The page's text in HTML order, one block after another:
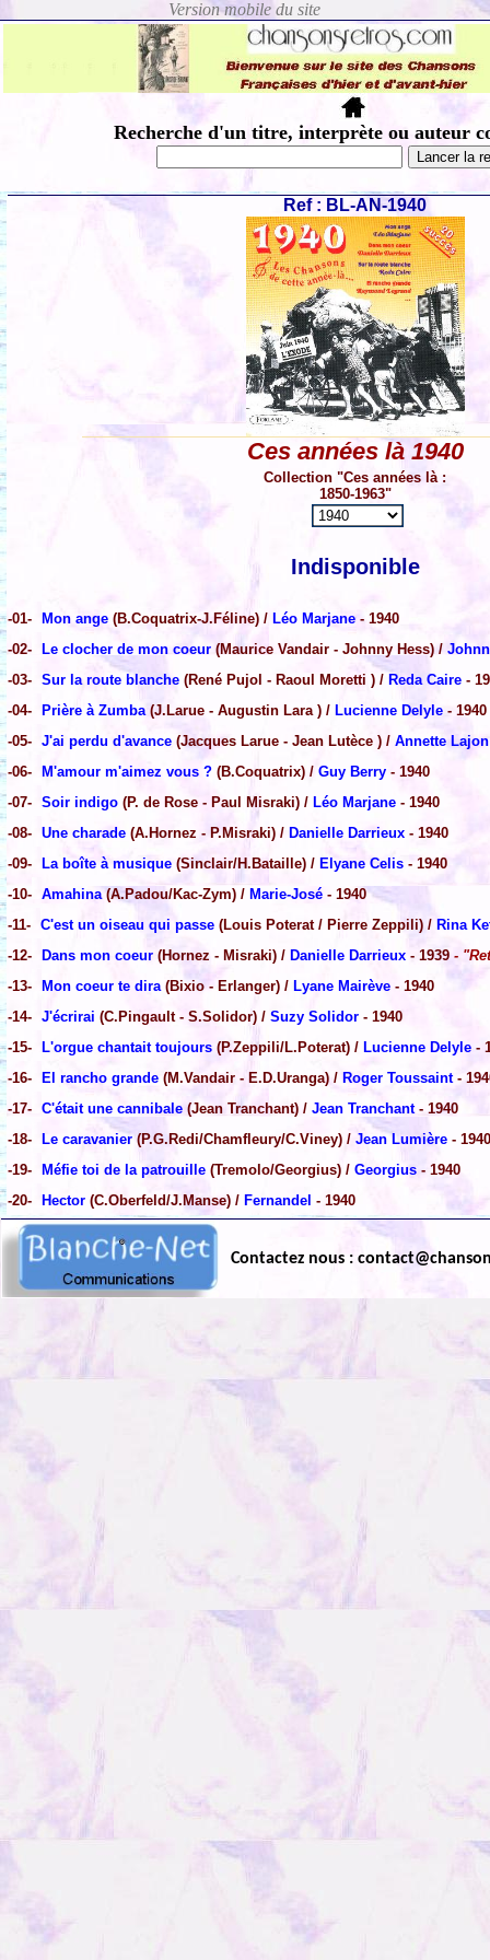
Recherche d'un titre, interprète ou auteur
Ref : BL-AN-1940
Ces années là 1940
Collection "Ces années là :
1850-1963"
Indisponible
-01- Mon ange (B.Coquatrix-J.Féline) / Léo Marjane- 1940
-02-
Le clocher de mon coeur (Maurice Vandair - Johnny Hess) /
-03- Sur la route blanche (René Pujol - Raoul Moretti ) / Reda Caire -
-04-
Prière à Zumba (J.Larue - Augustin Lara ) / Lucienne Delyle - 1940
-05- J'ai perdu d'avance (Jacques Larue - Jean Lutèce ) / Annette Lajon
-06-
M'amour m'aimez vous ? (B.Coquatrix) / Guy Berry - 1940
-07- Soir indigo (P. de Rose - Paul Misraki) / Léo Marjane - 1940
-08- Une charade (A.Hornez - P.Misraki) / Danielle Darrieux - 1940
-09-
La boîte à musique (Sinclair/H.Bataille) / Elyane Celis - 1940
-10- Amahina(A.Padou/Kac-Zym) / Marie-José - 1940
-11- C'est un oiseau qui passe (Louis Poterat / Pierre Zeppili) / Rina
-12-
Dans mon coeur (Hornez - Misraki) / Danielle Darrieux - 1939 -
-13-
Mon coeur te dira (Bixio - Erlanger) / Lyane Mairève - 1940
-14- J'écrirai (C.Pingault - S.Solidor) / Suzy Solidor - 1940
-15-
L'orgue chantait toujours (P.Zeppili/L.Poterat) / Lucienne Delyle -
-16-
El rancho grande (M.Vandair - E.D.Uranga) / Roger Toussaint-
-17- C'était une cannibale (Jean Tranchant) / Jean Tranchant- 1940
-18-
Le caravanier(P.G.Redi/Chamfleury/C.Viney) / Jean Lumière - 1940
-19-
Méfie toi de la patrouille (Tremolo/Georgius) / Georgius - 1940
-20-
Hector (C.Oberfeld/J.Manse) / Fernandel - 1940
Contactez nous :